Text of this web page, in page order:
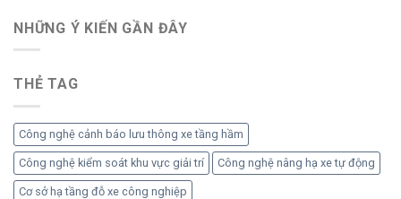
cư
giữ
chung
cư
hiệu
quả
an
NHỮNG Ý KIẾN ​​GẦN ĐÂY
THẺ TAG
Công nghệ cảnh báo lưu thông xe tầng hầm
Công nghệ kiểm soát khu vực giải trí Công nghệ nâng hạ xe tự động
Cơ sở hạ tầng đỗ xe công nghiệp